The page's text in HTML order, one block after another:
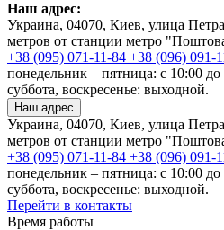
Наш адрес:
Украина, 04070, Киев, улица
метров от станции метро
+38 (095) 071-11-84 +38 (096) 091-
понедельник – пятница: с 10:00 до
суббота, воскресенье: выходной.
Наш адрес
Украина, 04070, Киев, улица
метров от станции метро
+38 (095) 071-11-84 +38 (096) 091-
понедельник – пятница: с 10:00 до
суббота, воскресенье: выходной.
Перейти в контакты
Время работы